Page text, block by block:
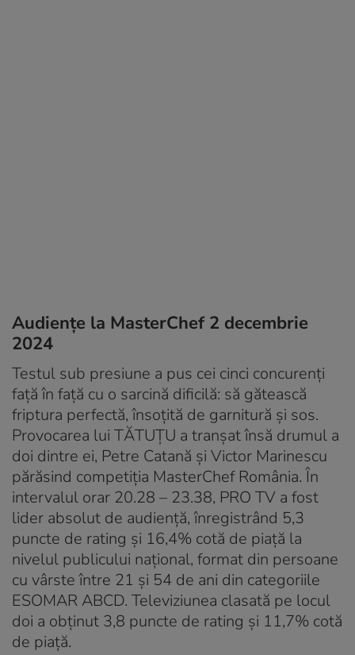
Audiențe la MasterChef 2 decembrie
2024
Testul sub presiune a pus cei cinci concurenți
față în față cu o sarcină dificilă: să gătească
friptura perfectă, însoțită de garnitură și sos.
Provocarea lui TĂTUȚU a tranșat însă drumul a
doi dintre ei, Petre Catană și Victor Marinescu
părăsind competiția MasterChef România. În
intervalul orar 20.28 – 23.38, PRO TV a fost
lider absolut de audiență, înregistrând 5,3
puncte de rating și 16,4% cotă de piață la
nivelul publicului național, format din persoane
cu vârste între 21 și 54 de ani din categoriile
ESOMAR ABCD. Televiziunea clasată pe locul
doi a obținut 3,8 puncte de rating și 11,7% cotă
de piață.